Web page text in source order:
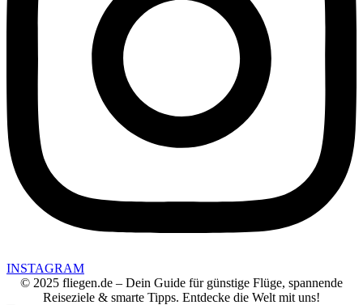
INSTAGRAM
© 2025 fliegen.de – Dein Guide für günstige Flüge, spannende
Reiseziele & smarte Tipps. Entdecke die Welt mit uns!